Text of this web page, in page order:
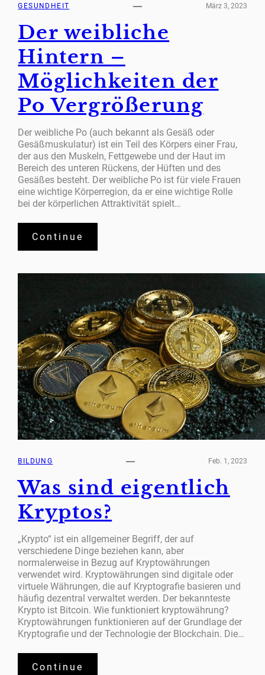
GESUNDHEIT März 3, 2023
Der weibliche
Hintern –
Möglichkeiten der
Po Vergrößerung
Der weibliche Po (auch bekannt als Gesäß oder
Gesäßmuskulatur) ist ein Teil des Körpers einer Frau,
der aus den Muskeln, Fettgewebe und der Haut im
Bereich des unteren Rückens, der Hüften und des
Gesäßes besteht. Der weibliche Po ist für viele Frauen
eine wichtige Körperregion, da er eine wichtige Rolle
bei der körperlichen Attraktivität spielt…
Continue
BILDUNG Feb. 1, 2023
Was sind eigentlich
Kryptos?
„Krypto“ ist ein allgemeiner Begriff, der auf
verschiedene Dinge beziehen kann, aber
normalerweise in Bezug auf Kryptowährungen
verwendet wird. Kryptowährungen sind digitale oder
virtuele Währungen, die auf Kryptografie basieren und
häufig dezentral verwaltet werden. Der bekannteste
Krypto ist Bitcoin. Wie funktioniert kryptowährung?
Kryptowährungen funktionieren auf der Grundlage der
Kryptografie und der Technologie der Blockchain. Die…
Continue